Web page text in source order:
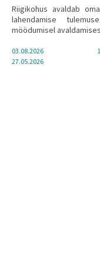
Riigikohus avaldab
lahendamise
möödumisel
03.08.2026
27.05.2026